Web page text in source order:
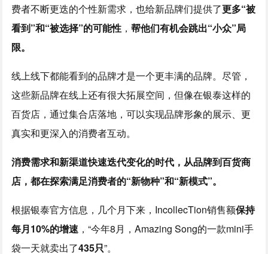
费者不断更迭的个性新需求，也给新品牌们提供了更多“被
看到”和“被选择”的可能性 ，帮他们有机会跳出“小众”局
限。
线上线下都能看到的品牌才是一个更丰满的品牌。尽管，
这些新品牌在线上还有很大拓展空间，但像在银泰这样的
百货店，通过集合店落地，可以实现品牌形象的展示、更
真实和更深入的消费者互动。
消费需求和新渠道快速迭代变化的时代，从品牌到百货商
店，都在探索满足消费者的“新物种”和“新模式”。
根据银泰官方信息，几个月下来，IncollecTion销售额保持
每月10%的增速 ，“今年8月，Amazing Song的一款mini手
袋一天就卖出了435只”。